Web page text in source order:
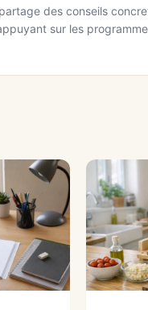
des conseils
sur les